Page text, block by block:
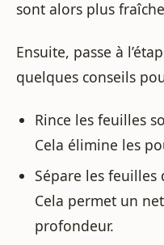
sont alors plus
Ensuite, passe à
quelques conseils
Rince les feuilles
Cela élimine les
Sépare les feuilles
Cela permet un
profondeur.